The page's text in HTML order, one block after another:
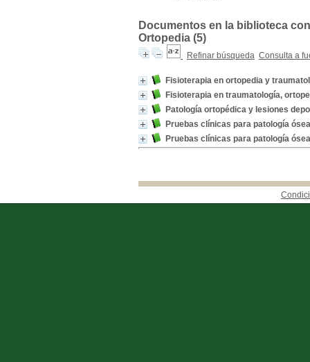
Documentos en la biblioteca
Ortopedia (5)
Refinar búsqueda Consulta a
Fisioterapia en ortopedia y
Fisioterapia en traumatología,
Patología ortopédica y lesiones
Pruebas clínicas para patología
Pruebas clínicas para patología